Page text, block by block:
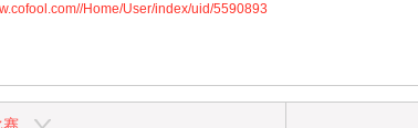
Home/User/index/uid/5590893